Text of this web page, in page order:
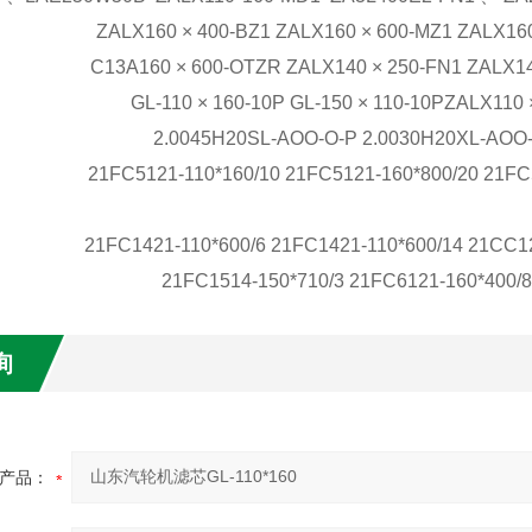
ZALX160 × 400-BZ1 ZALX160 × 600-MZ1
C13A160 × 600-OTZR ZALX140 × 250-FN1
GL-110 × 160-10P GL-150 × 110-
2.0045H20SL-AOO-O-P 2.0030H20XL-
21FC5121-110*160/10 21FC5121-160*800/20
21FC1421-110*600/6 21FC1421-110*600/14
21FC1514-150*710/3 21FC6121-160*400/
产品：